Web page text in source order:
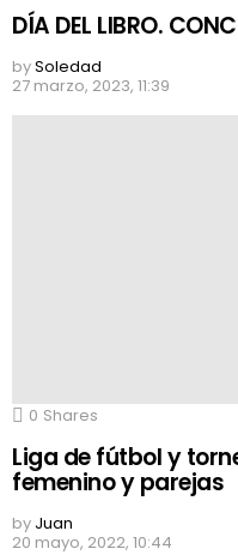
DÍA DEL LIBRO.
bySoledad
27 marzo, 2023, 11:39
0 Shares
Liga de fútbol y
femenino y parejas
by Juan
20 mayo, 2022, 10:44